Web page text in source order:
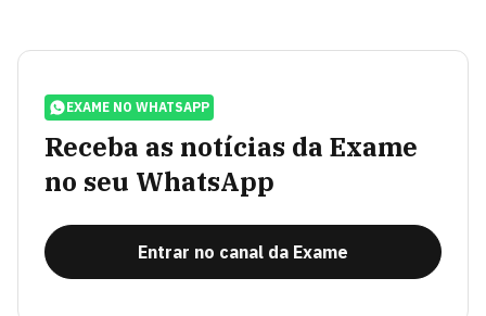
EXAME NO WHATSAPP
Receba as notícias da Exame
no seu WhatsApp
Entrar no canal da Exame